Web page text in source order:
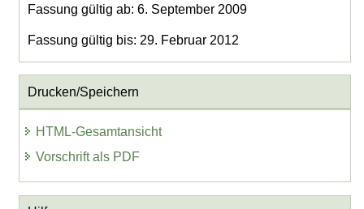
Fassung gültig ab: 6. September 2009
Fassung gültig bis: 29. Februar 2012
Drucken/Speichern
HTML-Gesamtansicht
Vorschrift als PDF